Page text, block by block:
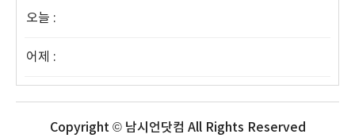
오늘 :
어제 :
Copyright © 남시언닷컴 All Rights Reserved